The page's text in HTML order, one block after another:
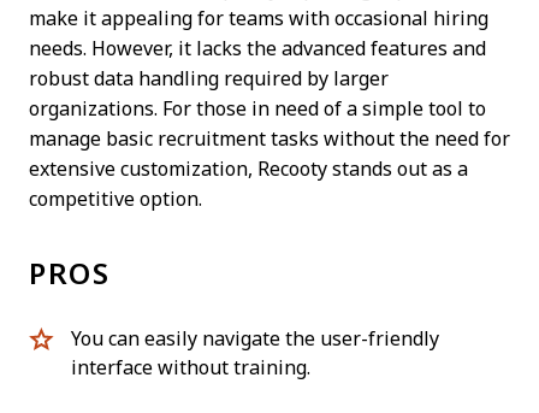
make it appealing for teams with occasional hiring
needs. However, it lacks the advanced features and
robust data handling required by larger
organizations. For those in need of a simple tool to
manage basic recruitment tasks without the need for
extensive customization, Recooty stands out as a
competitive option.
PROS
You can easily navigate the user-friendly
interface without training.